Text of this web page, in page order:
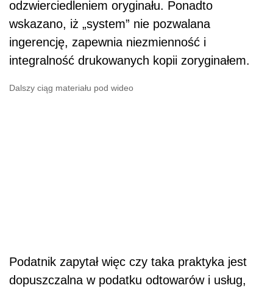
odzwierciedleniem oryginału. Ponadto
wskazano, iż „system” nie pozwalana
ingerencję, zapewnia niezmienność i
integralność drukowanych kopii zoryginałem.
Dalszy ciąg materiału pod wideo
Podatnik zapytał więc czy taka praktyka jest
dopuszczalna w podatku odtowarów i usług,